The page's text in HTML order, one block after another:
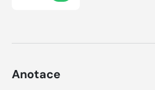
Anotace